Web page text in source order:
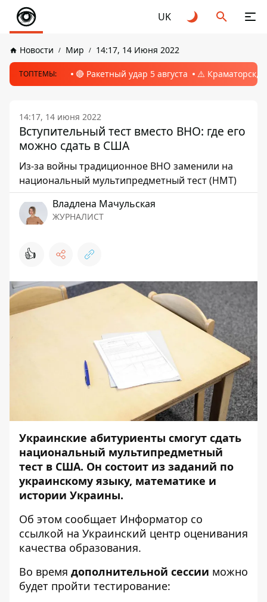
UK
Новости Мир 14:17, 14 Июня 2022
ТОПТЕМЫ: 🔴 Ракетный удар 5 августа ⚠️ Краматорск,
14:17, 14 июня 2022
Вступительный тест вместо ВНО: где его
можно сдать в США
Из-за войны традиционное ВНО заменили на
национальный мультипредметный тест (НМТ)
Владлена Мачульская
ЖУРНАЛИСТ
👍
Украинские абитуриенты смогут сдать
национальный мультипредметный
тест в США. Он состоит из заданий по
украинскому языку, математике и
истории Украины.
Об этом сообщает Информатор со
ссылкой на Украинский центр оценивания
качества образования.
Во время дополнительной сессии можно
будет пройти тестирование: